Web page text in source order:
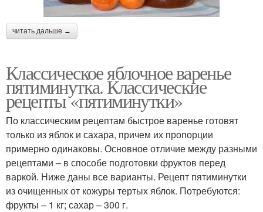
читать дальше →
Классическое яблочное варенье
пятиминутка. Классические
рецепты «пятиминутки»
По классическим рецептам быстрое варенье готовят
только из яблок и сахара, причем их пропорции
примерно одинаковы. Основное отличие между разными
рецептами – в способе подготовки фруктов перед
варкой. Ниже даны все варианты. Рецепт пятиминутки
из очищенных от кожуры тертых яблок. Потребуются:
фрукты – 1 кг; сахар – 300 г.